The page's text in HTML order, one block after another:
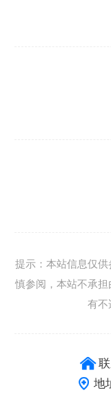
提示：本站信息仅
慎参阅，本站不承
有不
地